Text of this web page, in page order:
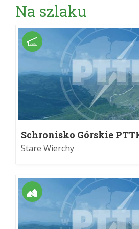
Na szlaku
Schronisko Górskie
Wierchach im. Czesława
Stare Wierchy